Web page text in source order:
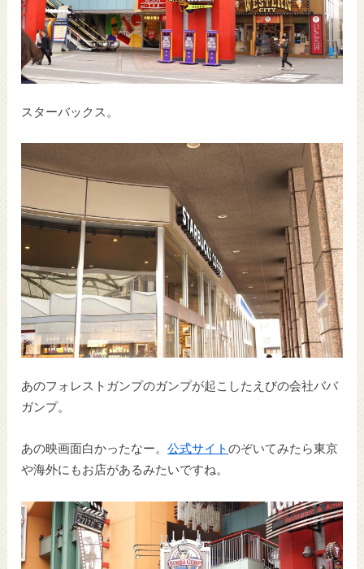
スターバックス。
あのフォレストガンプのガンプが起こしたえびの会社ババ
ガンプ。
あの映画面白かったなー。公式サイトのぞいてみたら東京
や海外にもお店があるみたいですね。